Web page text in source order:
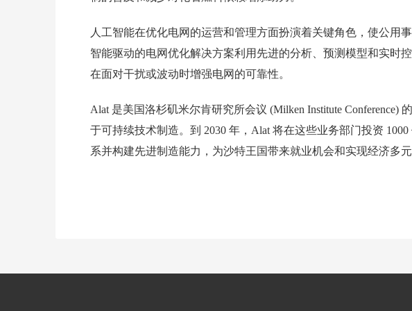
人工智能在优化电网的运营和管理方面扮演着关键角色，使公用
智能驱动的电网优化解决方案利用先进的分析、预测模型和实时
在面对干扰或波动时增强电网的可靠性。
Alat 是美国洛杉矶米尔肯研究所会议 (Milken Institute Conference)
于可持续技术制造。到 2030 年，Alat 将在这些业务部门投资
系并构建先进制造能力，为沙特王国带来就业机会和实现经济多元